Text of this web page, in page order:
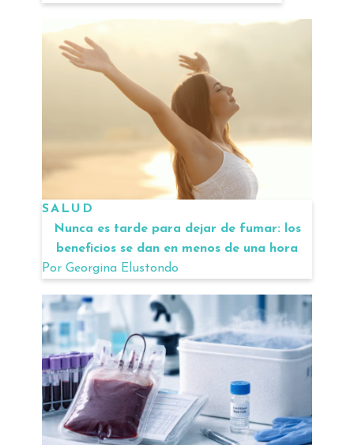
SALUD
Nunca es tarde para dejar de fumar: los
beneficios se dan en menos de una hora
Por Georgina Elustondo